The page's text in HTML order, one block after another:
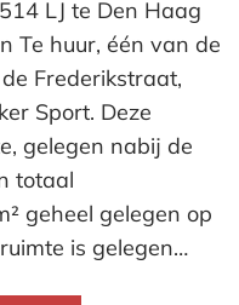
LJ te Den Haag
Te huur, één van de
Frederikstraat,
Sport. Deze
gelegen nabij de
totaal
geheel gelegen op
is gelegen…